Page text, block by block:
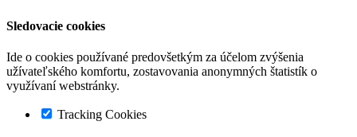
Sledovacie cookies
Ide o cookies používané predovšetkým za účelom zvýšenia
užívateľského komfortu, zostavovania anonymných štatistík o
využívaní webstránky.
Tracking Cookies